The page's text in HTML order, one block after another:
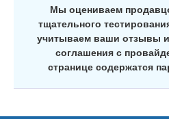
Мы оцениваем
тщательного
учитываем ваши отзывы
соглашения с
странице содержатся